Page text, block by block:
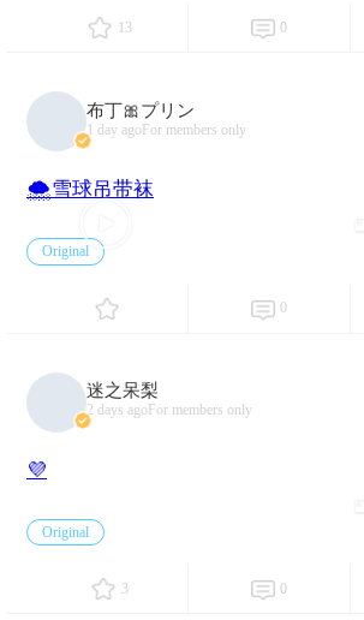
13 0
布丁🎀プリン
1 day agoFor members only
🌨️雪球吊带袜
Original
0
迷之呆梨
2 days ago For members only
💜
Original
3 0